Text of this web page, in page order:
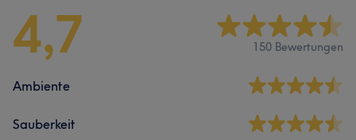
4,7 150 Bewertungen
Ambiente
Sauberkeit